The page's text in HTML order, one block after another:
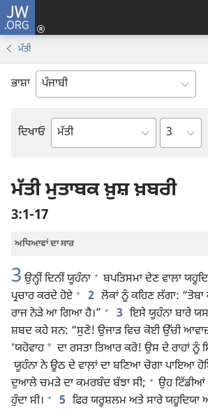
JW.ORG
ਮੱਤੀ
ਭਾਸ਼ਾ
ਦਿਖਾਓ
ਬਾਈਬਲ
Chapter
ਮੱਤੀ ਮੁਤਾਬਕ ਖ਼ੁਸ਼ ਖ਼ਬਰੀ
3:1-17
ਅਧਿਆਵਾਂ ਦਾ ਸਾਰ
3ਉਨ੍ਹੀਂ ਦਿਨੀਂ ਯੂਹੰਨਾ + ਬਪਤਿਸਮਾ ਦੇਣ ਵਾਲਾ
ਪ੍ਰਚਾਰ ਕਰਦੇ ਹੋਏ + 2 ਲੋਕਾਂ ਨੂੰ ਕਹਿਣ ਲੱਗਾ:
ਰਾਜ ਨੇੜੇ ਆ ਗਿਆ ਹੈ।” + 3 ਇਸੇ ਯੂਹੰਨਾ ਬਾਰੇ
ਸ਼ਬਦ ਕਹੇ ਸਨ: “ਸੁਣੋ! ਉਜਾੜ ਵਿਚ ਕੋਈ ਉੱਚੀ ਆਵਾਜ਼
‘ਯਹੋਵਾਹ * ਦਾ ਰਸਤਾ ਤਿਆਰ ਕਰੋ! ਉਸ ਦੇ ਰਾਹਾਂ ਨੂੰ
ਯੂਹੰਨਾ ਨੇ ਊਠ ਦੇ ਵਾਲ਼ਾਂ ਦਾ ਬਣਿਆ ਚੋਗਾ ਪਾਇਆ
ਦੁਆਲੇ ਚਮੜੇ ਦਾ ਕਮਰਬੰਦ ਬੱਝਾ ਸੀ; + ਉਹ ਟਿੱਡੀਆਂ
ਹੁੰਦਾ ਸੀ। + 5 ਫਿਰ ਯਰੂਸ਼ਲਮ ਅਤੇ ਸਾਰੇ